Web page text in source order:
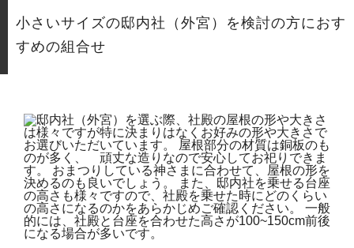
小さいサイズの邸内社（外宮）を検討の方におす
すめの組合せ